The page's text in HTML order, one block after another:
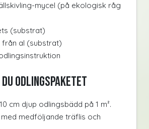
mycel (på ekologisk råg
(substrat)
från al (substrat)
du odlingspaketet
cm djup odlingsbädd på 1 m².
med medföljande träflis och